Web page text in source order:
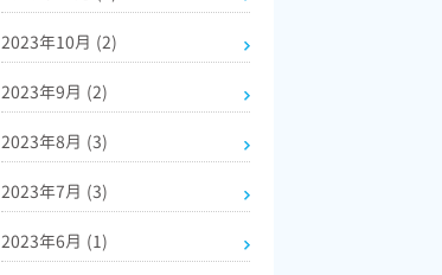
2023年10月 (2)
2023年9月 (2)
2023年8月 (3)
2023年7月 (3)
2023年6月 (1)